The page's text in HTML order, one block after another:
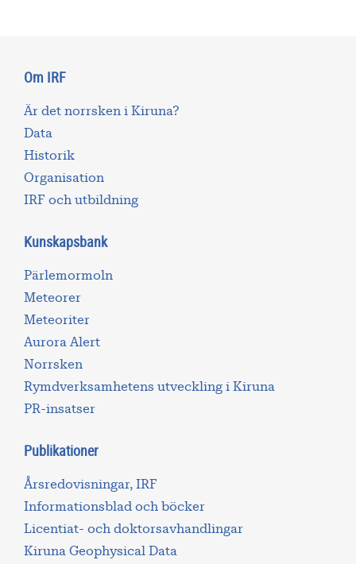
Om IRF
Är det norrsken i Kiruna?
Data
Historik
Organisation
IRF och utbildning
Kunskapsbank
Pärlemormoln
Meteorer
Meteoriter
Aurora Alert
Norrsken
Rymdverksamhetens utveckling i Kiruna
PR-insatser
Publikationer
Årsredovisningar, IRF
Informationsblad och böcker
Licentiat- och doktorsavhandlingar
Kiruna Geophysical Data